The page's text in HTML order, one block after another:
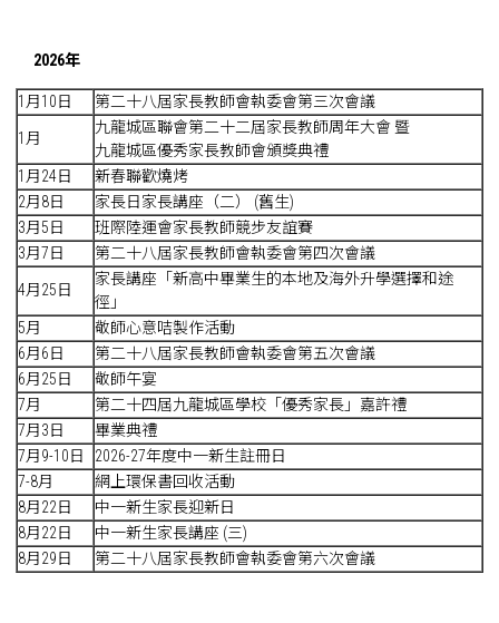
2026年
1月10日 第二十八屆家長教師會執委會第三次會議
1月
九龍城區聯會第二十二屆家長教師周年大會 暨
九龍城區優秀家長教師會頒獎典禮
1月24日
新春聯歡燒烤
2月8日
家長日家長講座（二） (舊生)
3月5日
班際陸運會家長教師競步友誼賽
3月7日
第二十八屆家長教師會執委會第四次會議
4月25日
家長講座「新高中畢業生的本地及海外升學選擇和途
徑」
5月
敬師心意咭製作活動
6月6日
第二十八屆家長教師會執委會第五次會議
6月25日
敬師午宴
7月
第二十四屆九龍城區學校「優秀家長」嘉許禮
7月3日
畢業典禮
7月9-10日
2026-27年度中一新生註冊日
7-8月
網上環保書回收活動
8月22日
中一新生家長迎新日
8月22日
中一新生家長講座 (三)
8月29日
第二十八屆家長教師會執委會第六次會議